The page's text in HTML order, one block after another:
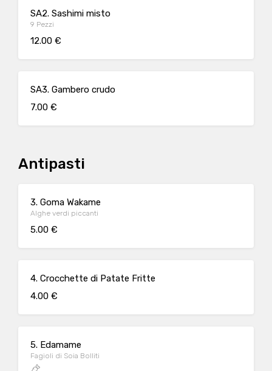
SA2. Sashimi misto
9 Pezzi
12.00 €
SA3. Gambero crudo
7.00 €
Antipasti
3. Goma Wakame
Alghe verdi piccanti
5.00 €
4. Crocchette di Patate Fritte
4.00 €
5. Edamame
Fagioli di Soia Bolliti